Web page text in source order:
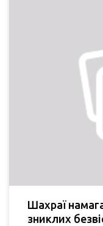
Шахраї
зниклих